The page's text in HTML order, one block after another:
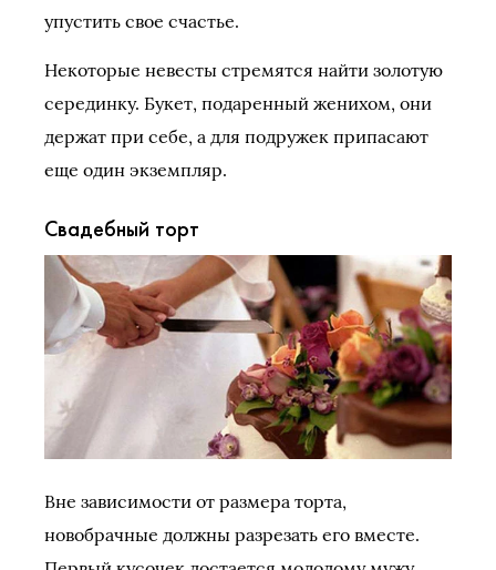
упустить свое счастье.
Некоторые невесты стремятся найти золотую
серединку. Букет, подаренный женихом, они
держат при себе, а для подружек припасают
еще один экземпляр.
Свадебный торт
Вне зависимости от размера торта,
новобрачные должны разрезать его вместе.